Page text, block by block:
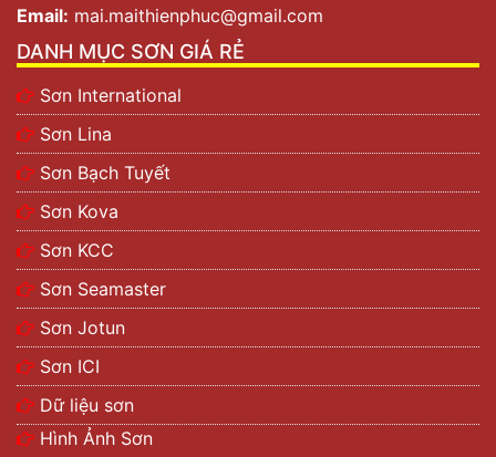
Email: mai.maithienphuc@gmail.com
DANH MỤC SƠN GIÁ RẺ
Sơn International
Sơn Lina
Sơn Bạch Tuyết
Sơn Kova
Sơn KCC
Sơn Seamaster
Sơn Jotun
Sơn ICI
Dữ liệu sơn
Hình Ảnh Sơn